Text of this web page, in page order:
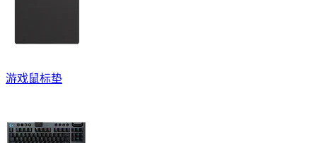
游戏鼠标垫